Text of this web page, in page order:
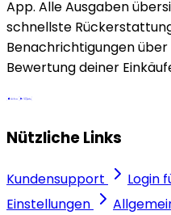
App. Alle Ausgaben
schnellste
Benachrichtigungen
Bewertung deiner
Nützliche Links
Kundensupport Login
Einstellungen